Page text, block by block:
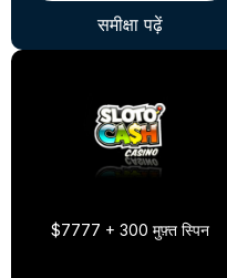
समीक्षा पढ़ें
$7777 + 300 मुफ़्त स्पिन